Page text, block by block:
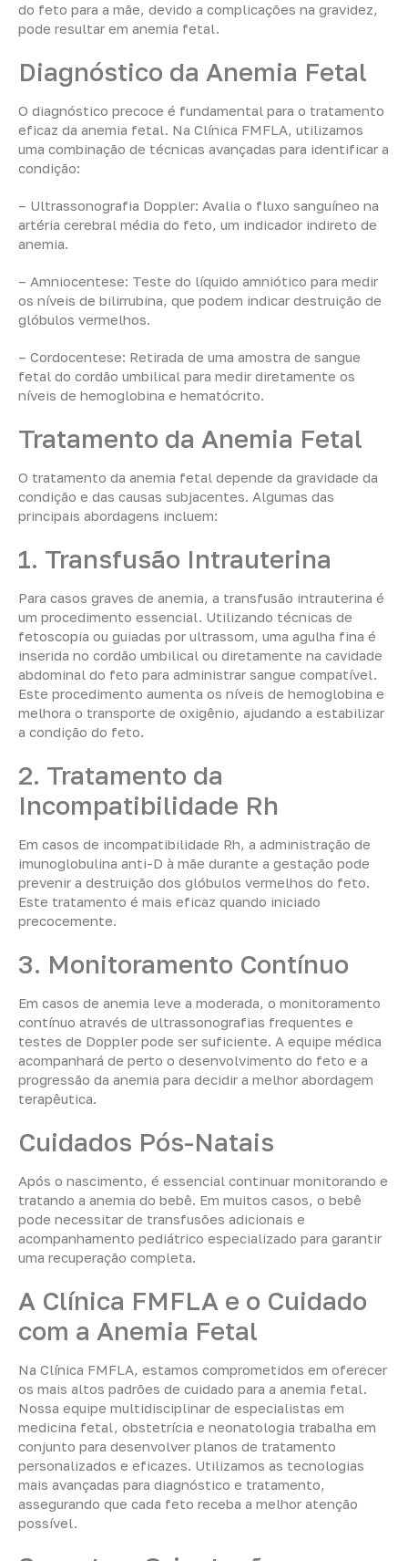
do feto para a mãe, devido a complicações na gravidez,
pode resultar em anemia fetal.
Diagnóstico da Anemia Fetal
O diagnóstico precoce é fundamental para o tratamento
eficaz da anemia fetal. Na Clínica FMFLA, utilizamos
uma combinação de técnicas avançadas para identificar a
condição:
– Ultrassonografia Doppler: Avalia o fluxo sanguíneo na
artéria cerebral média do feto, um indicador indireto de
anemia.
– Amniocentese: Teste do líquido amniótico para medir
os níveis de bilirrubina, que podem indicar destruição de
glóbulos vermelhos.
– Cordocentese: Retirada de uma amostra de sangue
fetal do cordão umbilical para medir diretamente os
níveis de hemoglobina e hematócrito.
Tratamento da Anemia Fetal
O tratamento da anemia fetal depende da gravidade da
condição e das causas subjacentes. Algumas das
principais abordagens incluem:
1. Transfusão Intrauterina
Para casos graves de anemia, a transfusão intrauterina é
um procedimento essencial. Utilizando técnicas de
fetoscopia ou guiadas por ultrassom, uma agulha fina é
inserida no cordão umbilical ou diretamente na cavidade
abdominal do feto para administrar sangue compatível.
Este procedimento aumenta os níveis de hemoglobina e
melhora o transporte de oxigênio, ajudando a estabilizar
a condição do feto.
2. Tratamento da
Incompatibilidade Rh
Em casos de incompatibilidade Rh, a administração de
imunoglobulina anti-D à mãe durante a gestação pode
prevenir a destruição dos glóbulos vermelhos do feto.
Este tratamento é mais eficaz quando iniciado
precocemente.
3. Monitoramento Contínuo
Em casos de anemia leve a moderada, o monitoramento
contínuo através de ultrassonografias frequentes e
testes de Doppler pode ser suficiente. A equipe médica
acompanhará de perto o desenvolvimento do feto e a
progressão da anemia para decidir a melhor abordagem
terapêutica.
Cuidados Pós-Natais
Após o nascimento, é essencial continuar monitorando e
tratando a anemia do bebê. Em muitos casos, o bebê
pode necessitar de transfusões adicionais e
acompanhamento pediátrico especializado para garantir
uma recuperação completa.
A Clínica FMFLA e o Cuidado
com a Anemia Fetal
Na Clínica FMFLA, estamos comprometidos em oferecer
os mais altos padrões de cuidado para a anemia fetal.
Nossa equipe multidisciplinar de especialistas em
medicina fetal, obstetrícia e neonatologia trabalha em
conjunto para desenvolver planos de tratamento
personalizados e eficazes. Utilizamos as tecnologias
mais avançadas para diagnóstico e tratamento,
assegurando que cada feto receba a melhor atenção
possível.